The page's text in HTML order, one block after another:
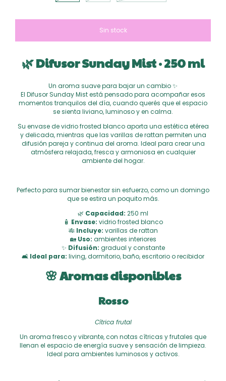
🌿 Difusor Sunday Mist · 250 ml
Un aroma suave para bajar un cambio ✨
El Difusor Sunday Mist está pensado para acompañar esos
momentos tranquilos del día, cuando querés que el espacio
se sienta liviano, luminoso y en calma.
Su envase de vidrio frosted blanco aporta una estética etérea
y delicada, mientras que las varillas de rattan permiten una
difusión pareja y continua del aroma. Ideal para crear una
atmósfera relajada, fresca y armoniosa en cualquier
ambiente del hogar.
Perfecto para sumar bienestar sin esfuerzo, como un domingo
que se estira un poquito más.
🌿 Capacidad: 250 ml
🧴 Envase: vidrio frosted blanco
🎋 Incluye: varillas de rattan
🏡 Uso: ambientes interiores
✨ Difusión: gradual y constante
🛋 Ideal para: living, dormitorio, baño, escritorio o recibidor
🌸 Aromas disponibles
Rosso
Cítrica frutal
Un aroma fresco y vibrante, con notas cítricas y frutales que
llenan el espacio de energía suave y sensación de limpieza.
Ideal para ambientes luminosos y activos.